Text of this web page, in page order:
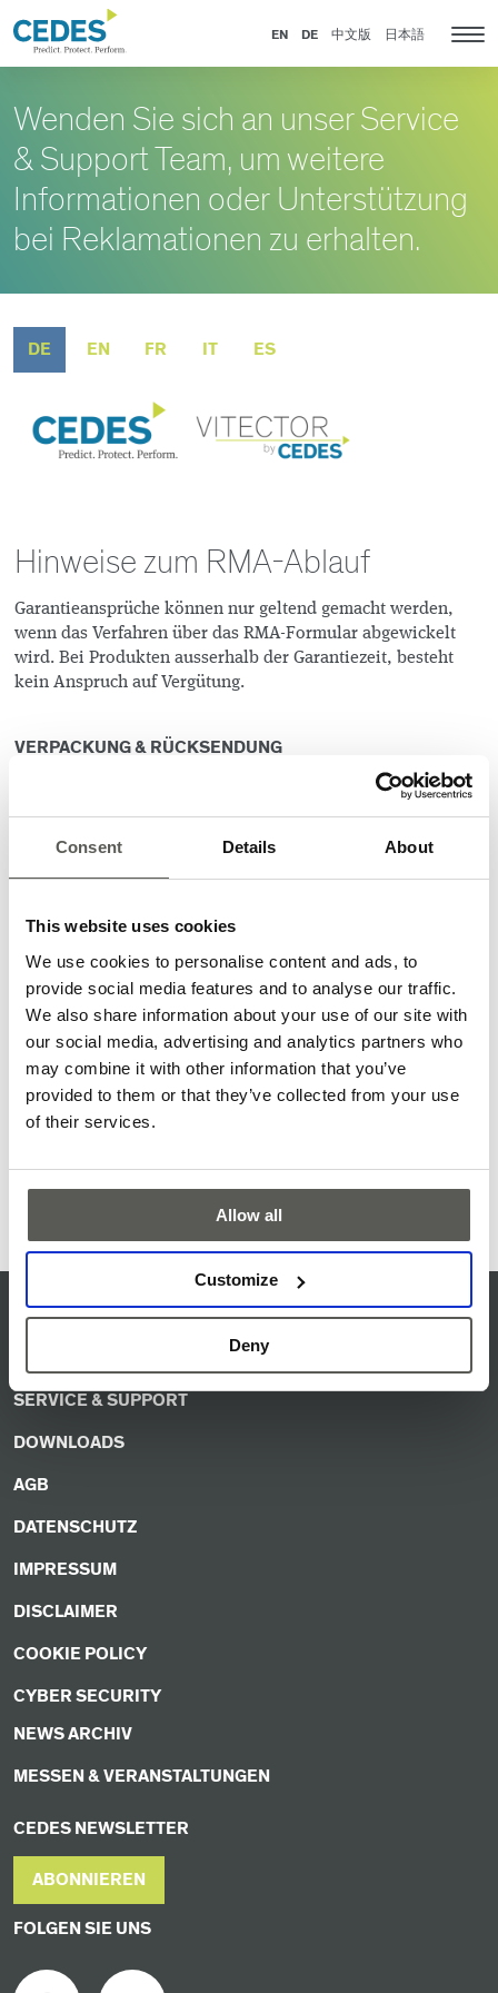
Consent Details About
This website uses cookies
We use cookies to personalise content and ads, to
provide social media features and to analyse our traffic.
We also share information about your use of our site with
our social media, advertising and analytics partners who
may combine it with other information that you’ve
provided to them or that they’ve collected from your use
of their services.
Allow all
Customize
Deny
Support
to
homepage
Navigation
springen
to
content
to
footer
EN DE 中文版 日本語
Wenden Sie sich an unser Service
& Support Team, um weitere
Informationen oder Unterstützung
bei Reklamationen zu erhalten.
DE EN FR IT ES
Hinweise zum RMA-Ablauf
Garantieansprüche können nur geltend gemacht werden,
wenn das Verfahren über das RMA-Formular abgewickelt
wird. Bei Produkten ausserhalb der Garantiezeit, besteht
kein Anspruch auf Vergütung.
VERPACKUNG & RÜCKSENDUNG
Bitte verwenden Sie für die Rücksendung der Ware eine
entsprechende Verpackung. Achten Sie darauf, dass sich auf
Komponenten nicht in antistatische Folie verpackt, Ware
nicht ausreichend geschützt), lehnen wir jegliche
Garantieansprüche ab. Transportschäden aufgrund
mangelhafter Verpackung gehen zu Lasten des Absenders.
Wir bitten Sie bei der Rücksendung, die mitgesendete
Etikette aussen am Paket anzubringen.
Formular.(Pflichtfeld)
Q-LEITBILD
SERVICE & SUPPORT
DOWNLOADS
AGB
DATENSCHUTZ
IMPRESSUM
DISCLAIMER
COOKIE POLICY
CYBER SECURITY
NEWS ARCHIV
MESSEN & VERANSTALTUNGEN
CEDES NEWSLETTER
ABONNIEREN
FOLGEN SIE UNS